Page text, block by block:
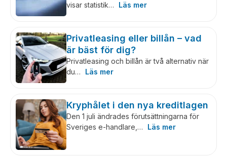
visar statistik… Läs mer
Privatleasing eller billån – vad
är bäst för dig?
Privatleasing och billån är två alternativ när
du…
Läs mer
Kryphålet i den nya kreditlagen
Den 1 juli ändrades förutsättningarna för
Sveriges e-handlare,…
Läs mer